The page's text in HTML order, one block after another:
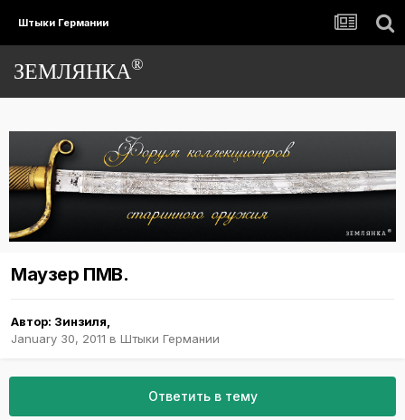
Штыки Германии
ЗЕМЛЯНКА®
Маузер ПМВ.
Автор: Зинзиля
January 30, 2011 в Штыки Германии
Ответить в тему